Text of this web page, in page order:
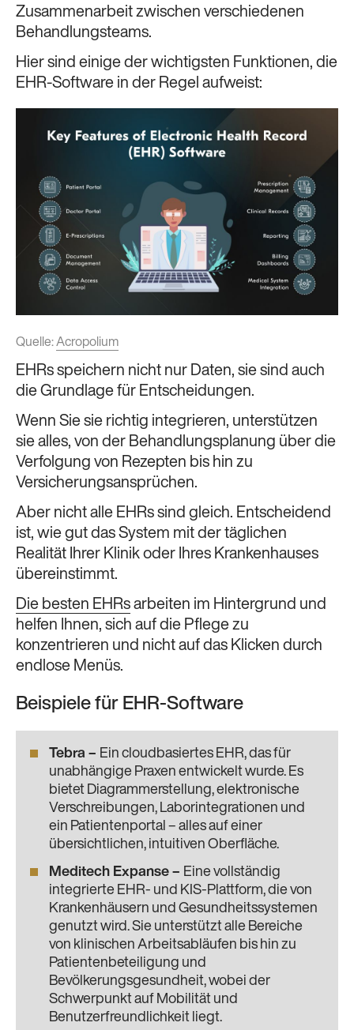
Zusammenarbeit zwischen verschiedenen
Behandlungsteams.
Hier sind einige der wichtigsten Funktionen, die
EHR-Software in der Regel aufweist:
Quelle:Acropolium
EHRs speichern nicht nur Daten, sie sind auch
die Grundlage für Entscheidungen.
Wenn Sie sie richtig integrieren, unterstützen
sie alles, von der Behandlungsplanung über die
Verfolgung von Rezepten bis hin zu
Versicherungsansprüchen.
Aber nicht alle EHRs sind gleich. Entscheidend
ist, wie gut das System mit der täglichen
Realität Ihrer Klinik oder Ihres Krankenhauses
übereinstimmt.
Die besten EHRs arbeiten im Hintergrund und
helfen Ihnen, sich auf die Pflege zu
konzentrieren und nicht auf das Klicken durch
endlose Menüs.
Beispiele für EHR-Software
Tebra – Ein cloudbasiertes EHR, das für
unabhängige Praxen entwickelt wurde. Es
bietet Diagrammerstellung, elektronische
Verschreibungen, Laborintegrationen und
ein Patientenportal – alles auf einer
übersichtlichen, intuitiven Oberfläche.
Meditech Expanse – Eine vollständig
integrierte EHR- und KIS-Plattform, die von
Krankenhäusern und Gesundheitssystemen
genutzt wird. Sie unterstützt alle Bereiche
von klinischen Arbeitsabläufen bis hin zu
Patientenbeteiligung und
Bevölkerungsgesundheit, wobei der
Schwerpunkt auf Mobilität und
Benutzerfreundlichkeit liegt.